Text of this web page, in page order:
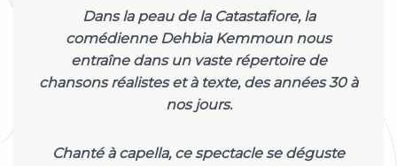
Dans la peau de la Catastafiore, la
comédienne Dehbia Kemmoun nous
entraîne dans un vaste répertoire de
chansons réalistes et à texte, des années 30 à
nos jours.
Chanté à capella, ce spectacle se déguste